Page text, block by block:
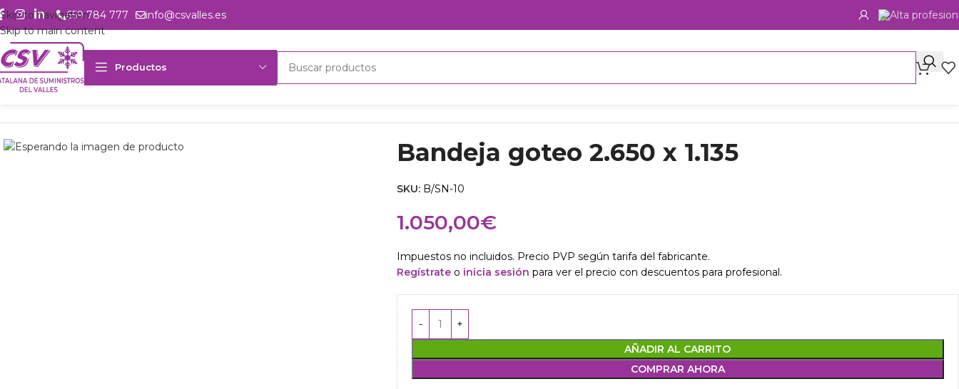
Skip to navigation
Skip to main content
659 784 777 info@csvalles.es Alta
Productos
Inicio Productos
Bandeja goteo 2.650 x 1.135
SKU: B/SN-10
1.050,00€
Impuestos no incluidos. Precio PVP según tarifa del fabricante.
Regístrateo inicia sesión para ver el precio con descuentos para profesional.
AÑADIR AL CARRITO
COMPRAR AHORA